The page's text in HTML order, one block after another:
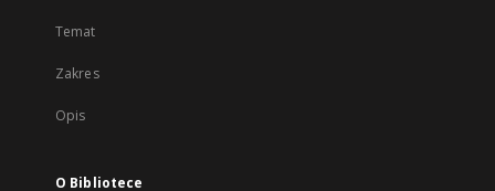
Temat
Zakres
Opis
O Bibliotece